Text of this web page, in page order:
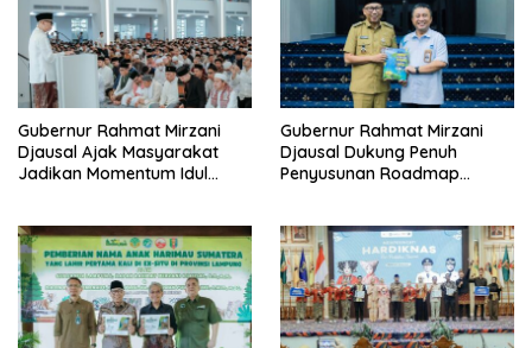
Gubernur Rahmat Mirzani
Djausal Ajak Masyarakat
Jadikan Momentum Idul
Keimanan, Keikhlasan dan
Mempererat Solidaritas
Sosial dalam Kehidupan
Sehari-Hari
Gubernur Rahmat Mirzani
Djausal Dukung Penuh
Penyusunan Roadmap
Desa di Provinsi Lampung
Teraliri Listrik 100 Persen
pada Tahun 2026